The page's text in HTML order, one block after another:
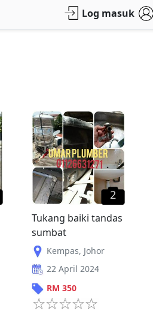
Log masuk
2
Tukang baiki tandas
sumbat
Kempas, Johor
22 April 2024
RM 350